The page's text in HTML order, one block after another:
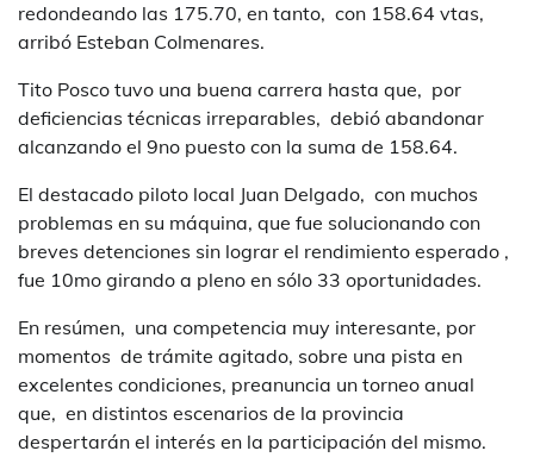
redondeando las 175.70, en tanto, con 158.64 vtas,
arribó Esteban Colmenares.
Tito Posco tuvo una buena carrera hasta que, por
deficiencias técnicas irreparables, debió abandonar
alcanzando el 9no puesto con la suma de 158.64.
El destacado piloto local Juan Delgado, con muchos
problemas en su máquina, que fue solucionando con
breves detenciones sin lograr el rendimiento esperado ,
fue 10mo girando a pleno en sólo 33 oportunidades.
En resúmen, una competencia muy interesante, por
momentos de trámite agitado, sobre una pista en
excelentes condiciones, preanuncia un torneo anual
que, en distintos escenarios de la provincia
despertarán el interés en la participación del mismo.